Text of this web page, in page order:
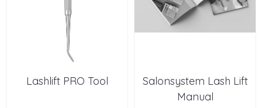
Lashlift PRO Tool
Salonsystem Lash Lift
Manual